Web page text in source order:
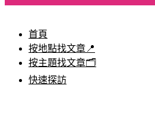
首頁
按地點找文章📍
按主題找文章🗂️
快速探訪